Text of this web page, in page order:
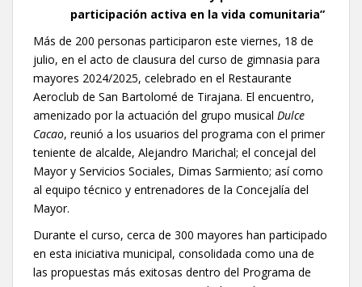
participación activa en la vida comunitaria”
Más de 200 personas participaron este viernes, 18 de
julio, en el acto de clausura del curso de gimnasia para
mayores 2024/2025, celebrado en el Restaurante
Aeroclub de San Bartolomé de Tirajana. El encuentro,
amenizado por la actuación del grupo musical Dulce
Cacao, reunió a los usuarios del programa con el primer
teniente de alcalde, Alejandro Marichal; el concejal del
Mayor y Servicios Sociales, Dimas Sarmiento; así como
al equipo técnico y entrenadores de la Concejalía del
Mayor.
Durante el curso, cerca de 300 mayores han participado
en esta iniciativa municipal, consolidada como una de
las propuestas más exitosas dentro del Programa de